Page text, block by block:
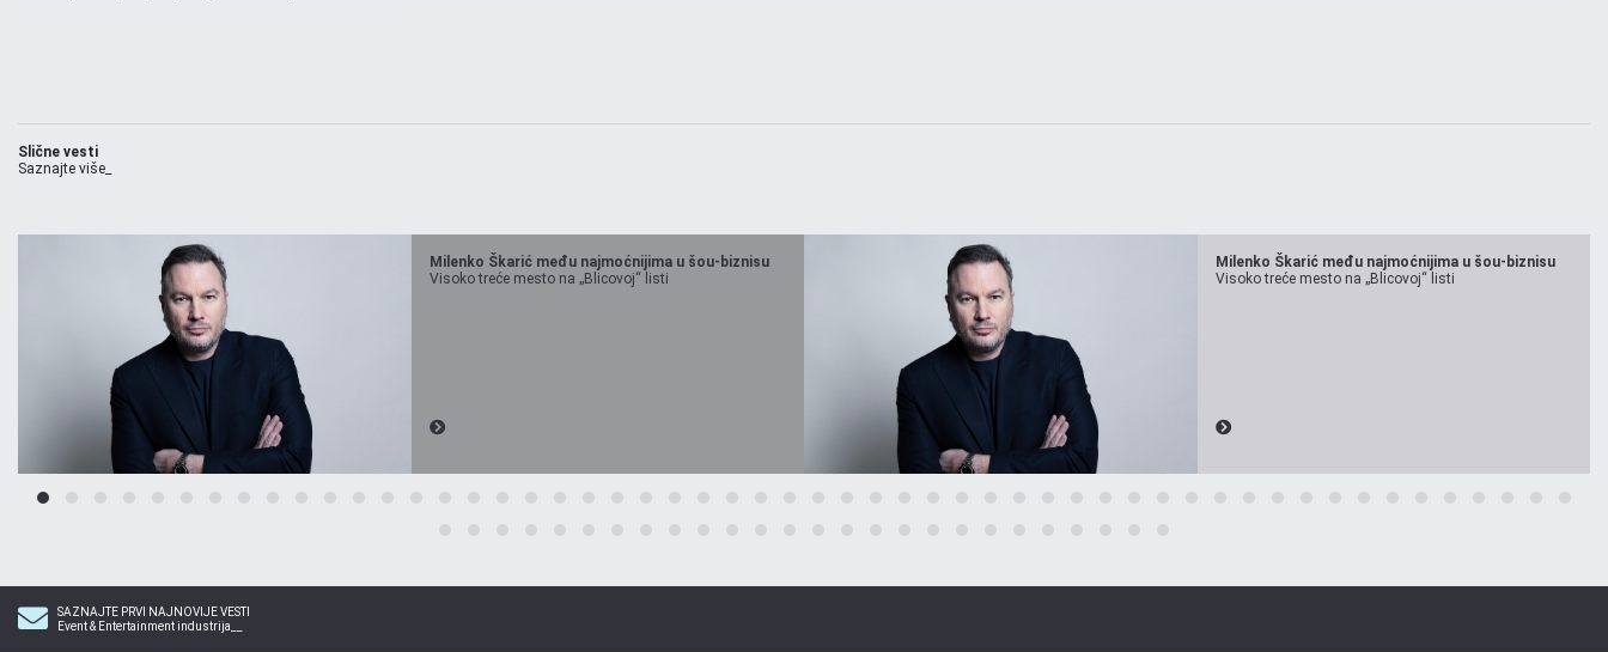
Slične vesti
Saznajte više_
Milenko Škarić među najmoćnijima u šou-biznisu
Visoko treće mesto na „Blicovoj“ listi
Milenko Škarić među najmoćnijima u šou-biznisu
Visoko treće mesto na „Blicovoj“ listi
SAZNAJTE PRVI NAJNOVIJE VESTI
Event & Entertainment industrija__